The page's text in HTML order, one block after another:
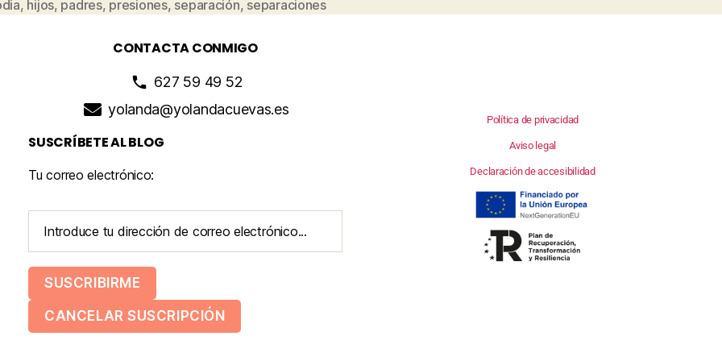
, hijos, padres, presiones, separación, separaciones
CONTACTA CONMIGO
627 59 49 52
yolanda@yolandacuevas.es
SUSCRÍBETE AL BLOG
Tu correo electrónico:
Política de privacidad
Aviso legal
Declaración de accesibilidad